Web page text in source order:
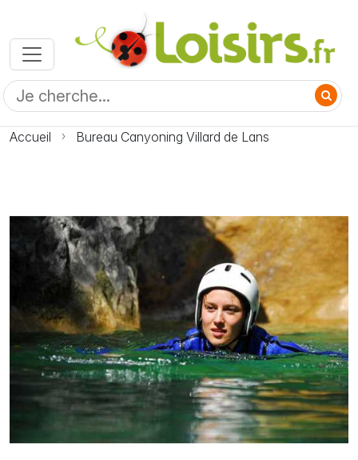
Accueil Bureau Canyoning Villard de Lans
Photo Bureau Canyoning Villard de Lans